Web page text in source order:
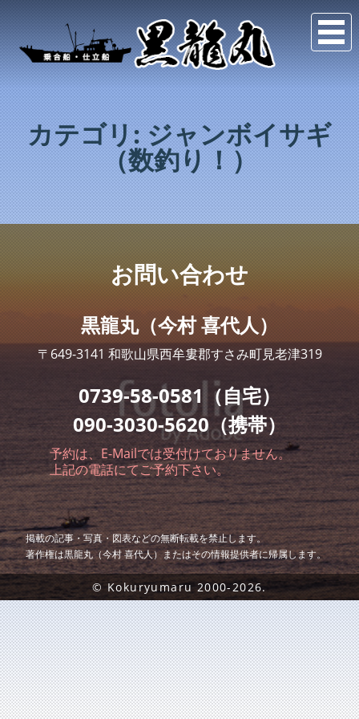
カテゴリ: ジャンボイサギ
（数釣り！）
お問い合わせ
黒龍丸（今村 喜代人）
〒649-3141 和歌山県西牟婁郡すさみ町見老津319
0739-58-0581（自宅）
090-3030-5620（携帯）
予約は、E-Mailでは受付けておりません。
上記の電話にてご予約下さい。
掲載の記事・写真・図表などの無断転載を禁止します。
著作権は黒龍丸（今村 喜代人）またはその情報提供者に帰属します。
© Kokuryumaru 2000-2026.